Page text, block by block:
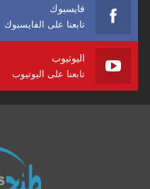
فايسبوك
تابعنا على الفايسبوك
اليوتيوب
تابعنا على اليوتيوب